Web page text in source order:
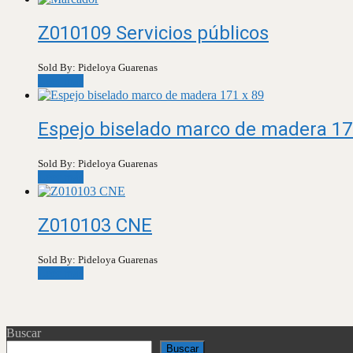
Z010109 Servicios públicos
Sold By: Pideloya Guarenas
Espejo biselado marco de madera
Sold By: Pideloya Guarenas
Z010103 CNE
Sold By: Pideloya Guarenas
Buscar
Buscar